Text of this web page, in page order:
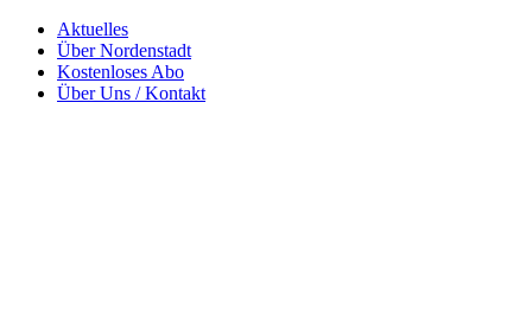
Zum
Inhalt
springen
Norschter News – Frische Infos rund um Wiesbaden-Nordenstadt
Aktuelles
Über Nordenstadt
Kostenloses Abo
Über Uns / Kontakt